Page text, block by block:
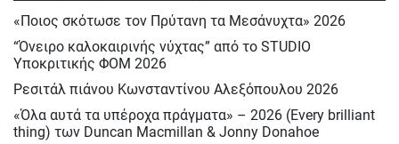
«Ποιος σκότωσε τον Πρύτανη τα Μεσάνυχτα» 2026
“Όνειρο καλοκαιρινής νύχτας” από το STUDIO
Υποκριτικής ΦΟΜ 2026
Ρεσιτάλ πιάνου Κωνσταντίνου Αλεξόπουλου 2026
«Όλα αυτά τα υπέροχα πράγματα» – 2026 (Every brilliant
thing) των Duncan Macmillan & Jonny Donahoe